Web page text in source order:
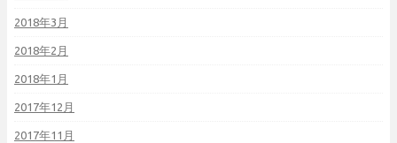
2018年3月
2018年2月
2018年1月
2017年12月
2017年11月